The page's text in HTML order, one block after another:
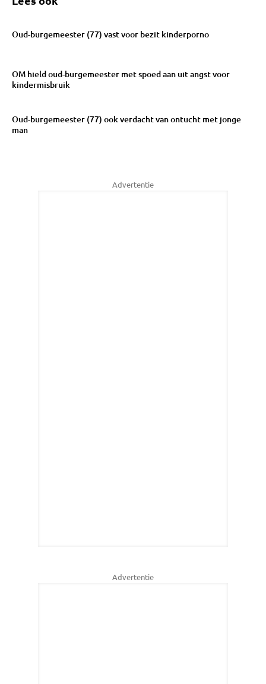
Oud-burgemeester (77) vast voor bezit kinderporno
OM hield oud-burgemeester met spoed aan uit angst voor
kindermisbruik
Oud-burgemeester (77) ook verdacht van ontucht met jonge
man
Advertentie
Advertentie